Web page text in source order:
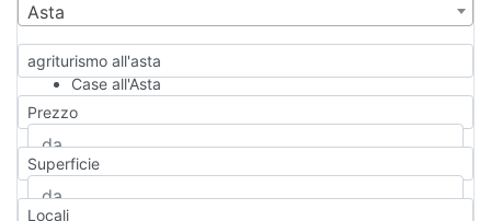
Asta
agriturismo all'asta
Case all'Asta
Qualsiasi
Appartamento
Casa indipendente
Casa Semi-indipendente
Attico/Mansarda
Prezzo
Superficie
Locali